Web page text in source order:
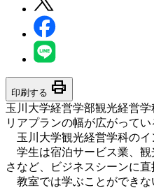
印刷する print
玉川大学経営学部観光経営
リアプランの幅が広がってい
玉川大学観光経営学科のイ
学生は宿泊サービス業、観
さなど、ビジネスシーンに
教室では学ぶことができな